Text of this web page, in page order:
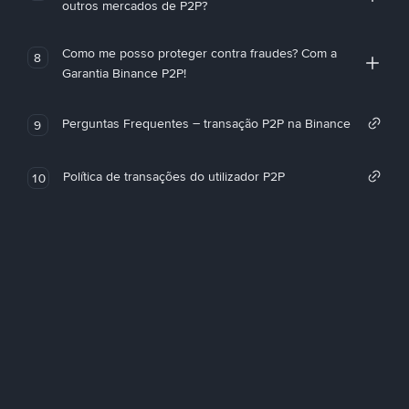
outros mercados de P2P?
8
Como me posso proteger contra fraudes? Com a
Garantia Binance P2P!
9 Perguntas Frequentes – transação P2P na Binance
10 Política de transações do utilizador P2P